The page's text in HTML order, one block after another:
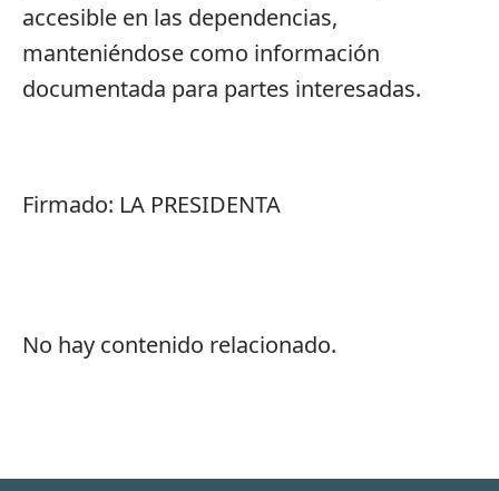
accesible en las dependencias,
manteniéndose como información
documentada para partes interesadas.
Firmado: LA PRESIDENTA
No hay contenido relacionado.